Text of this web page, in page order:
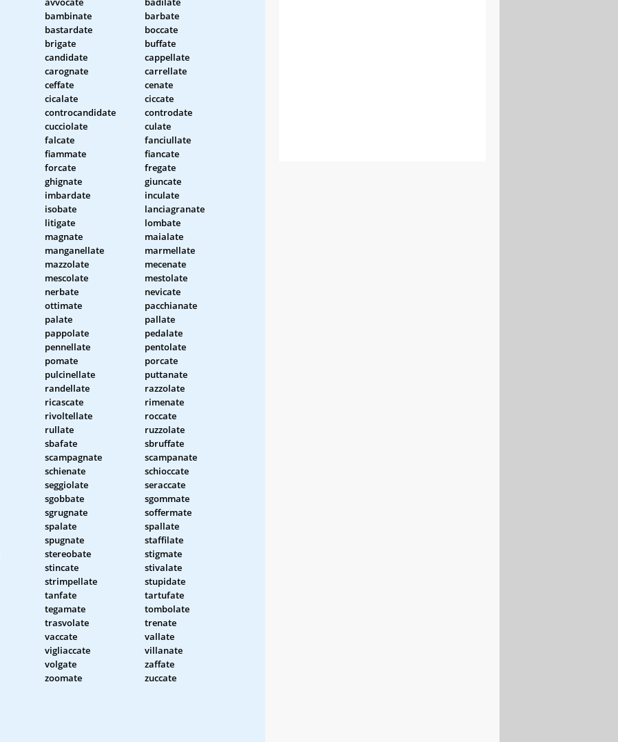
bambinate
barbate
bastardate
boccate
brigate
buffate
candidate
cappellate
carognate
carrellate
ceffate
cenate
cicalate
ciccate
controcandidate
controdate
cucciolate
culate
falcate
fanciullate
fiammate
fiancate
forcate
fregate
ghignate
giuncate
imbardate
inculate
isobate
lanciagranate
litigate
lombate
magnate
maialate
manganellate
marmellate
mazzolate
mecenate
mescolate
mestolate
nerbate
nevicate
ottimate
pacchianate
palate
pallate
pappolate
pedalate
pennellate
pentolate
pomate
porcate
pulcinellate
puttanate
randellate
razzolate
ricascate
rimenate
rivoltellate
roccate
rullate
ruzzolate
sbafate
sbruffate
scampagnate
scampanate
schienate
schioccate
seggiolate
seraccate
sgobbate
sgommate
sgrugnate
soffermate
spalate
spallate
spugnate
staffilate
stereobate
stigmate
stincate
stivalate
strimpellate
stupidate
tanfate
tartufate
tegamate
tombolate
trasvolate
trenate
vaccate
vallate
vigliaccate
villanate
volgate
zaffate
zoomate
zuccate